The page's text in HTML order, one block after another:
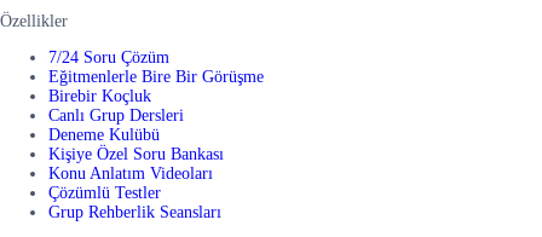
Özellikler
7/24 Soru Çözüm
Eğitmenlerle Bire Bir Görüşme
Birebir Koçluk
Canlı Grup Dersleri
Deneme Kulübü
Kişiye Özel Soru Bankası
Konu Anlatım Videoları
Çözümlü Testler
Grup Rehberlik Seansları